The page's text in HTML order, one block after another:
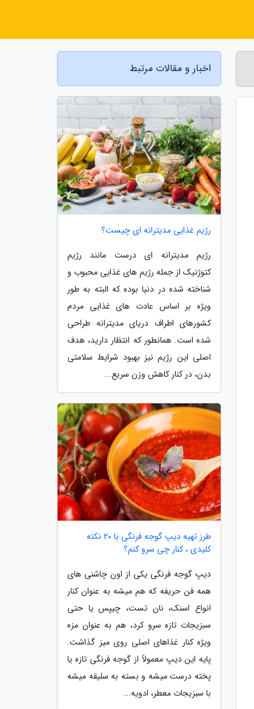
اخبار و مقالات مرتبط
رژیم غذایی مدیترانه ای چیست؟
رژیم مدیترانه ای درست مانند رژیم
کتوژنیک از جمله رژیم های غذایی محبوب و
شناخته شده در دنیا بوده که البته به طور
ویژه بر اساس عادت های غذایی مردم
کشورهای اطراف دریای مدیترانه طراحی
شده است. همانطور که انتظار دارید، هدف
اصلی این رژیم نیز بهبود شرایط سلامتی
بدن، در کنار کاهش وزن سریع...
طرز تهیه دیپ گوجه فرنگی با 20 نکته
کلیدی ، کنار چی سرو کنم؟
دیپ گوجه فرنگی یکی از اون چاشنی های
همه فن حریفه که هم میشه به عنوان کنار
انواع اسنک، نان تست، چیپس یا حتی
سبزیجات تازه سرو کرد، هم به عنوان مزه
ویژه کنار غذاهای اصلی روی میز گذاشت.
پایه این دیپ معمولاً از گوجه فرنگی تازه یا
پخته درست میشه و بسته به سلیقه میشه
با سبزیجات معطر، ادویه...